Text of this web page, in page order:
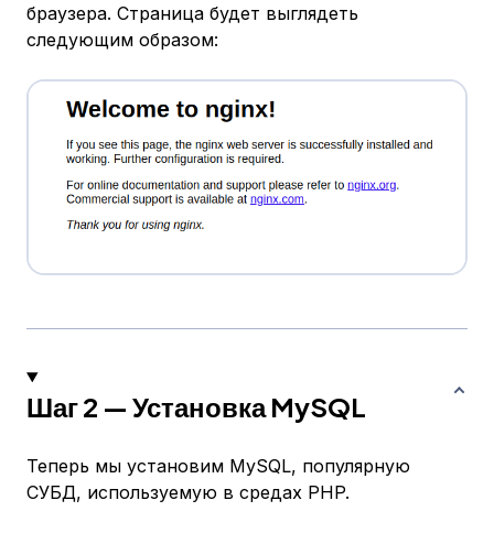
браузера. Страница будет выглядеть
следующим образом:
Шаг 2 — Установка MySQL
Теперь мы установим MySQL, популярную
СУБД, используемую в средах PHP.